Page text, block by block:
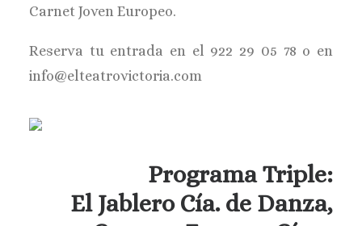
Carnet Joven Europeo.
Reserva tu entrada en el 922 29 05 78 o en
info@elteatrovictoria.com
Programa Triple:
El Jablero Cía. de Danza,